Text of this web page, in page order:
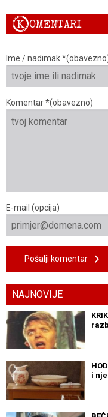
KOMENTARI
Ime / nadimak
Komentar *(obavezno)
E-mail (opcija)
Pošalji komentar
NAJNOVIJE
i